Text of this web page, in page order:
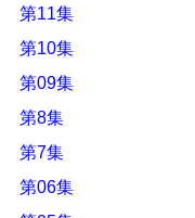
第11集
第10集
第09集
第8集
第7集
第06集